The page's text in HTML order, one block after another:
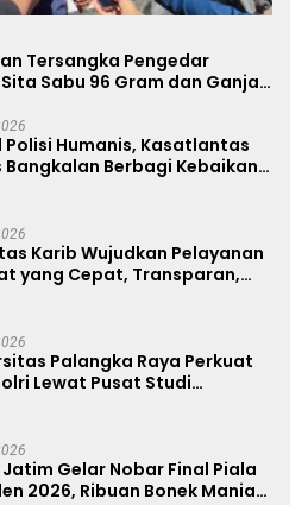
Tersangka Pengedar
Sabu 96 Gram dan Ganja
Humanis, Kasatlantas
Bangkalan Berbagi Kebaikan
Karib Wujudkan Pelayanan
yang Cepat, Transparan,
Palangka Raya Perkuat
Lewat Pusat Studi
Gelar Nobar Final Piala
2026, Ribuan Bonek Mania